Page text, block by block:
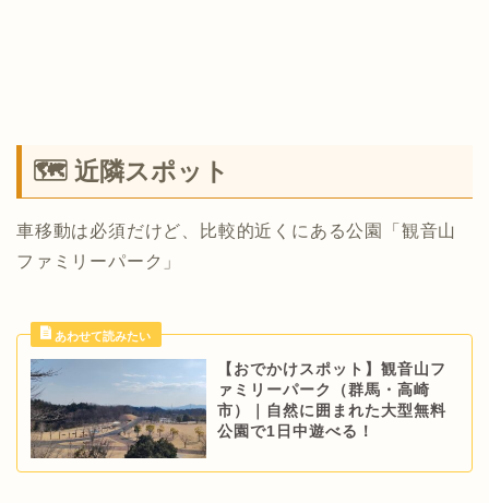
🗺 近隣スポット
車移動は必須だけど、比較的近くにある公園「観音山
ファミリーパーク」
【おでかけスポット】観音山フ
ァミリーパーク（群馬・高崎
市）｜自然に囲まれた大型無料
公園で1日中遊べる！